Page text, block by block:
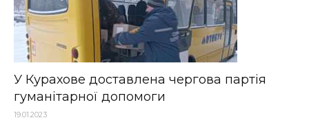
У Курахове доставлена чергова партія
гуманітарної допомоги
19.01.2023